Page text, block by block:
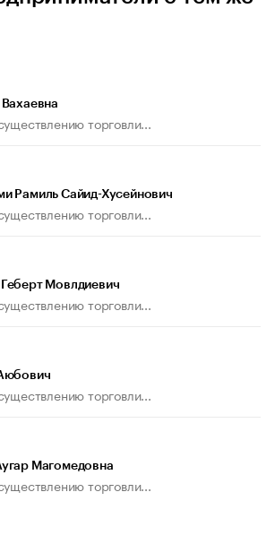
торговли...
Рамиль Сайид-Хусейнович
торговли...
Мовлдиевич
торговли...
торговли...
Магомедовна
торговли...